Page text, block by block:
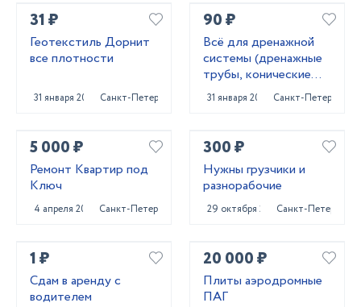
31 ₽
Геотекстиль Дорнит
все плотности
31 января 2024 Санкт-Петербург
90 ₽
Всё для дренажной
системы (дренажные
трубы, конические
колодцы,трубы под
заезд)
31 января 2024 Санкт-Петербург
5 000 ₽
Ремонт Квартир под
Ключ
4 апреля 2022 Санкт-Петербург
300 ₽
Нужны грузчики и
разнорабочие
29 октября 2023Санкт-Петербург
1 ₽
Сдам в аренду с
водителем
20 000 ₽
Плиты аэродромные
ПАГ